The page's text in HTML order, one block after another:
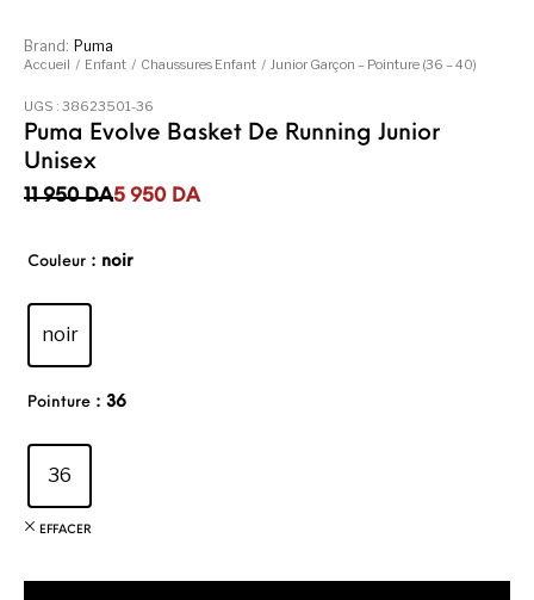
Accueil / Enfant / Chaussures Enfant / Junior Garçon – Pointure (36 – 40)
Puma Evolve Basket De Running Junior
Unisex
11 950 DA
Le prix initial était : 11 950DA.
5 950 DA
Le prix actuel est : 5 950DA.
Couleur : noir
noir
Pointure : 36
36
EFFACER
UGS :38623501-36
Brand: Puma